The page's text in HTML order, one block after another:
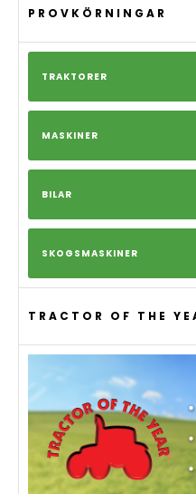
PROVKÖRNINGAR
TRAKTORER
MASKINER
BILAR
SKOGSMASKINER
TRACTOR OF THE